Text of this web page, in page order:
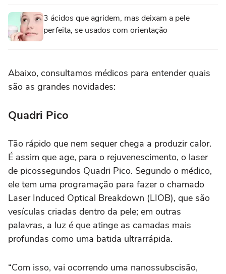
3 ácidos que agridem, mas deixam a pele
perfeita, se usados com orientação
Abaixo, consultamos médicos para entender quais
são as grandes novidades:
Quadri Pico
Tão rápido que nem sequer chega a produzir calor.
É assim que age, para o rejuvenescimento, o laser
de picossegundos Quadri Pico. Segundo o médico,
ele tem uma programação para fazer o chamado
Laser Induced Optical Breakdown (LIOB), que são
vesículas criadas dentro da pele; em outras
palavras, a luz é que atinge as camadas mais
profundas como uma batida ultrarrápida.
“Com isso, vai ocorrendo uma nanossubscisão,